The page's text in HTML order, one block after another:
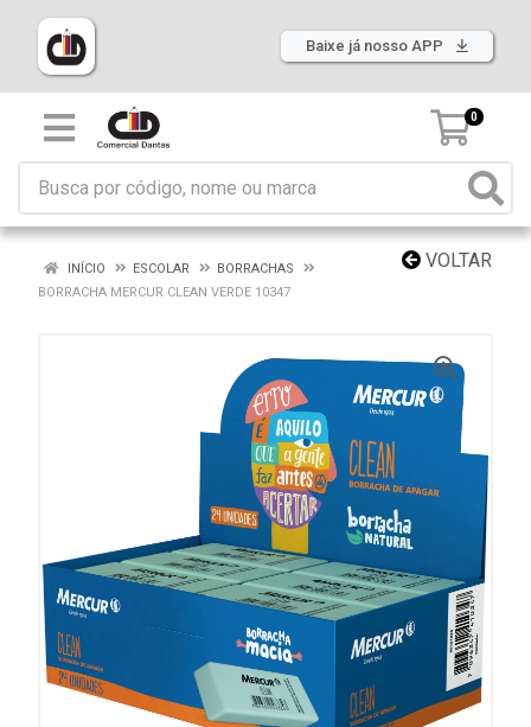
Baixe já nosso APP
0
VOLTAR
INÍCIO ESCOLAR
BORRACHAS
BORRACHA MERCUR CLEAN VERDE 10347